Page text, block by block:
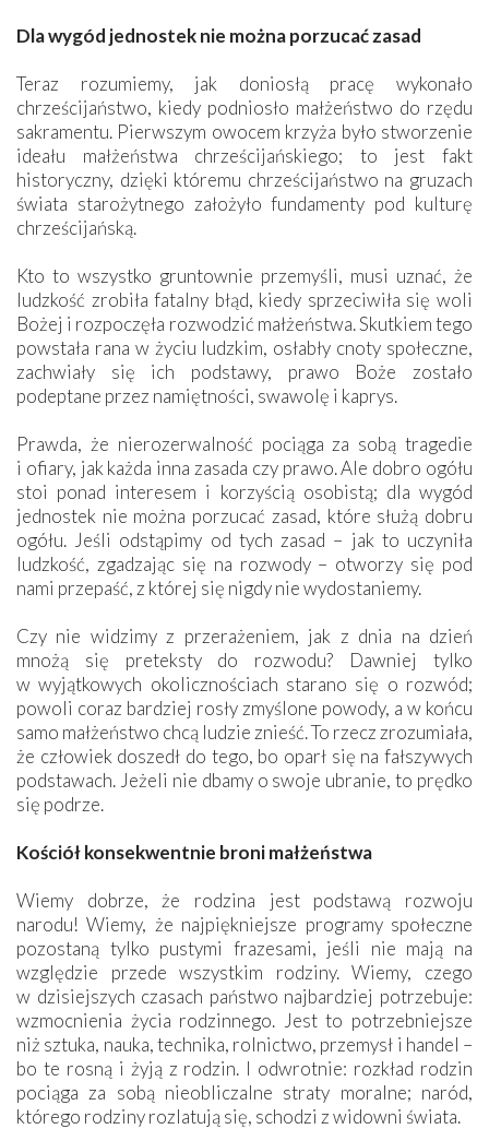
Dla wygód jednostek nie można porzucać zasad
Teraz rozumiemy, jak doniosłą pracę wykonało
chrześcijaństwo, kiedy podniosło małżeństwo do rzędu
sakramentu. Pierwszym owocem krzyża było stworzenie
ideału małżeństwa chrześcijańskiego; to jest fakt
historyczny, dzięki któremu chrześcijaństwo na gruzach
świata starożytnego założyło fundamenty pod kulturę
chrześcijańską.
Kto to wszystko gruntownie przemyśli, musi uznać, że
ludzkość zrobiła fatalny błąd, kiedy sprzeciwiła się woli
Bożej i rozpoczęła rozwodzić małżeństwa. Skutkiem tego
powstała rana w życiu ludzkim, osłabły cnoty społeczne,
zachwiały się ich podstawy, prawo Boże zostało
podeptane przez namiętności, swawolę i kaprys.
Prawda, że nierozerwalność pociąga za sobą tragedie
i ofiary, jak każda inna zasada czy prawo. Ale dobro ogółu
stoi ponad interesem i korzyścią osobistą; dla wygód
jednostek nie można porzucać zasad, które służą dobru
ogółu. Jeśli odstąpimy od tych zasad – jak to uczyniła
ludzkość, zgadzając się na rozwody – otworzy się pod
nami przepaść, z której się nigdy nie wydostaniemy.
Czy nie widzimy z przerażeniem, jak z dnia na dzień
mnożą się preteksty do rozwodu? Dawniej tylko
w wyjątkowych okolicznościach starano się o rozwód;
powoli coraz bardziej rosły zmyślone powody, a w końcu
samo małżeństwo chcą ludzie znieść. To rzecz zrozumiała,
że człowiek doszedł do tego, bo oparł się na fałszywych
podstawach. Jeżeli nie dbamy o swoje ubranie, to prędko
się podrze.
Kościół konsekwentnie broni małżeństwa
Wiemy dobrze, że rodzina jest podstawą rozwoju
narodu! Wiemy, że najpiękniejsze programy społeczne
pozostaną tylko pustymi frazesami, jeśli nie mają na
względzie przede wszystkim rodziny. Wiemy, czego
w dzisiejszych czasach państwo najbardziej potrzebuje:
wzmocnienia życia rodzinnego. Jest to potrzebniejsze
niż sztuka, nauka, technika, rolnictwo, przemysł i handel –
bo te rosną i żyją z rodzin. I odwrotnie: rozkład rodzin
pociąga za sobą nieobliczalne straty moralne; naród,
którego rodziny rozlatują się, schodzi z widowni świata.